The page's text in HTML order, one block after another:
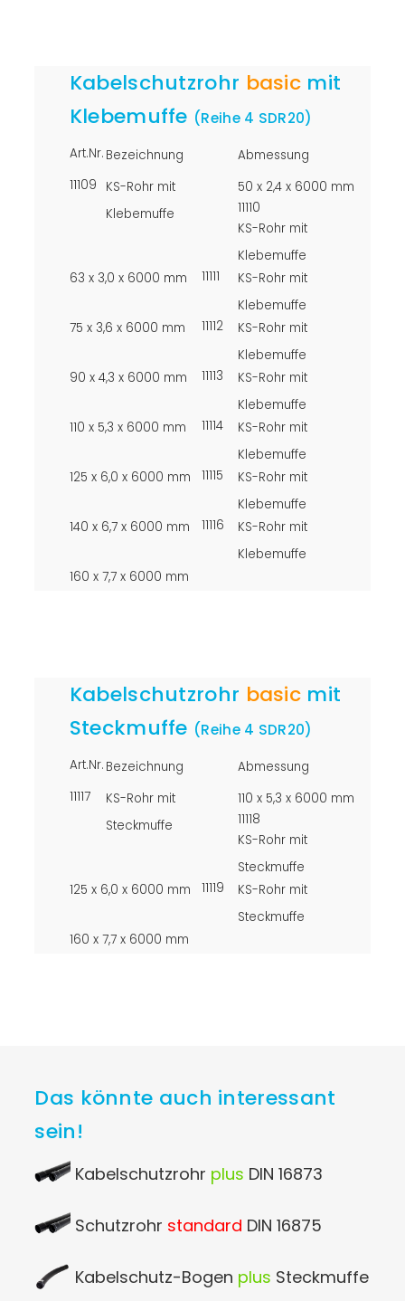
Kabelschutzrohr basic mit
Klebemuffe (Reihe 4 SDR20)
Art.Nr. Bezeichnung
Abmessung
11109
KS-Rohr mit
Klebemuffe
50 x 2,4 x 6000 mm
11110
KS-Rohr mit
Klebemuffe
63 x 3,0 x 6000 mm
11111
KS-Rohr mit
Klebemuffe
75 x 3,6 x 6000 mm
11112
KS-Rohr mit
Klebemuffe
90 x 4,3 x 6000 mm
11113
KS-Rohr mit
Klebemuffe
110 x 5,3 x 6000 mm
11114
KS-Rohr mit
Klebemuffe
125 x 6,0 x 6000 mm
11115
KS-Rohr mit
Klebemuffe
140 x 6,7 x 6000 mm
11116
KS-Rohr mit
Klebemuffe
160 x 7,7 x 6000 mm
Kabelschutzrohr basic mit
Steckmuffe (Reihe 4 SDR20)
Art.Nr. Bezeichnung
Abmessung
11117
KS-Rohr mit
Steckmuffe
110 x 5,3 x 6000 mm
11118
KS-Rohr mit
Steckmuffe
125 x 6,0 x 6000 mm
11119
KS-Rohr mit
Steckmuffe
160 x 7,7 x 6000 mm
Das könnte auch interessant
sein!
Kabelschutzrohr plus DIN 16873
Schutzrohr standard DIN 16875
Kabelschutz-Bogen plus Steckmuffe